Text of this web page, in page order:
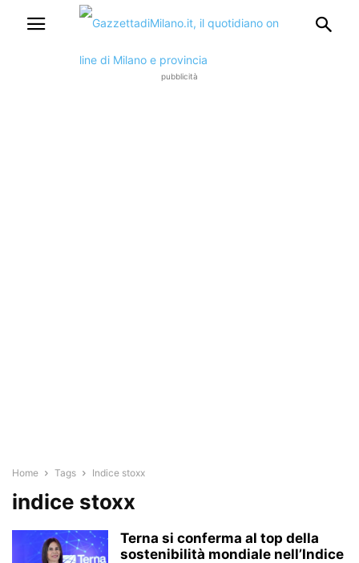
pubblicità
Home Tags Indice stoxx
indice stoxx
Terna si conferma al top della
sostenibilità mondiale nell’Indice